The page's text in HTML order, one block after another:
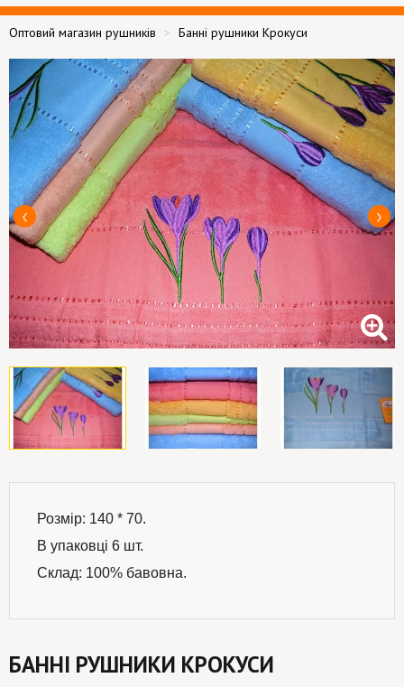
Оптовий магазин рушників Банні рушники Крокуси
Розмір: 140 * 70.
В упаковці 6 шт.
Склад: 100% бавовна.
БАННІ РУШНИКИ КРОКУСИ